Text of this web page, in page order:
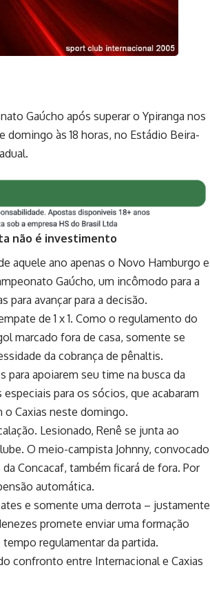
Gaúcho após superar o Ypiranga nos
às 18 horas, no Estádio Beira-
não é investimento
aquele ano apenas o Novo Hamburgo e
Gaúcho, um incômodo para a
para avançar para a decisão.
de 1 x 1. Como o regulamento do
marcado fora de casa, somente se
da cobrança de pênaltis.
apoiarem seu time na busca da
para os sócios, que acabaram
o Caxias neste domingo.
Lesionado, Renê se junta ao
O meio-campista Johnny, convocado
Concacaf, também ficará de fora. Por
automática.
e somente uma derrota – justamente
promete enviar uma formação
regulamentar da partida.
confronto entre Internacional e Caxias